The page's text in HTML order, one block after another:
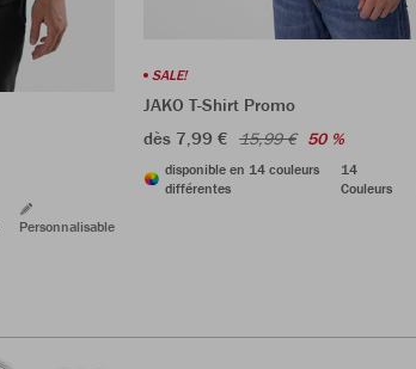
Personnalisable
SALE!
JAKO T-Shirt Promo
dès 7,99 € 15,99 € 50 %
disponible en 14 couleurs
différentes
14
Couleurs